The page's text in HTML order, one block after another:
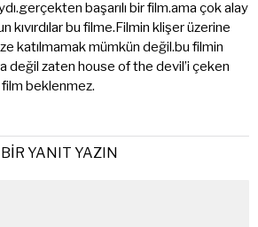
başarılı bir film.ama çok alay
kıvırdılar bu filme.Filmin klişer üzerine
katılmamak mümkün değil.bu filmin
değil zaten house of the devil’i çeken
beklenmez.
BIR YANIT YAZIN